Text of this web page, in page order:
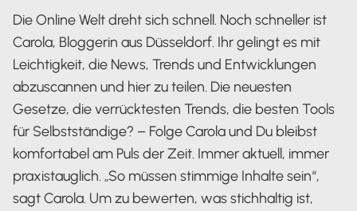
Die Online Welt dreht sich schnell. Noch schneller ist
Carola, Bloggerin aus Düsseldorf. Ihr gelingt es mit
Leichtigkeit, die News, Trends und Entwicklungen
abzuscannen und hier zu teilen. Die neuesten
Gesetze, die verrücktesten Trends, die besten Tools
für Selbstständige? – Folge Carola und Du bleibst
komfortabel am Puls der Zeit. Immer aktuell, immer
praxistauglich. „So müssen stimmige Inhalte sein“,
sagt Carola. Um zu bewerten, was stichhaltig ist,